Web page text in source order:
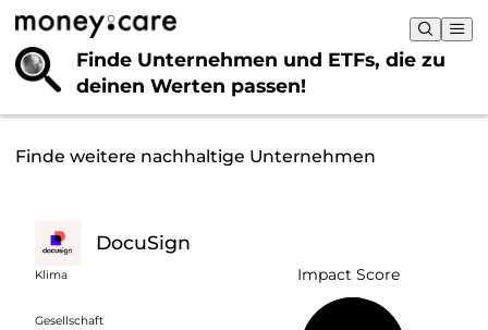
Finde Unternehmen und ETFs, die zu
deinen Werten passen!
Finde weitere nachhaltige Unternehmen
DocuSign
Klima
Gesellschaft
Impact Score